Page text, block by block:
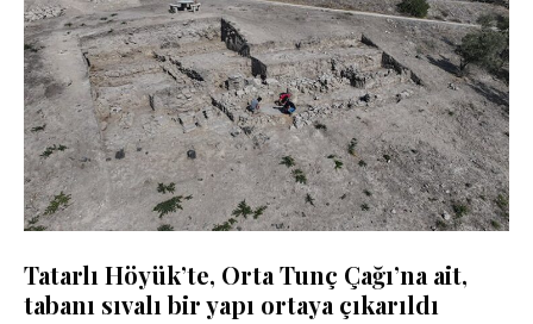
Tatarlı Höyük’te, Orta Tunç Çağı’na ait,
tabanı sıvalı bir yapı ortaya çıkarıldı